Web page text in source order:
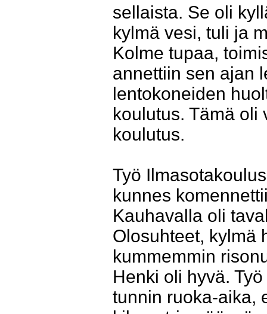
sellaista. Se oli
kylmä vesi, tuli ja
Kolme tupaa,
annettiin sen ajan
lentokoneiden
koulutus. Tämä oli
koulutus.
Työ
kunnes
Kauhavalla oli
Olosuhteet, kylmä
kummemmin
Henki oli hyvä.
tunnin ruoka-aika,